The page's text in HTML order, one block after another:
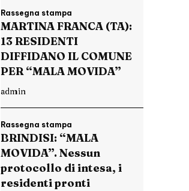
Rassegna stampa
MARTINA FRANCA (TA):
13 RESIDENTI
DIFFIDANO IL COMUNE
PER “MALA MOVIDA”
admin
Rassegna stampa
BRINDISI: “MALA
MOVIDA”. Nessun
protocollo di intesa, i
residenti pronti